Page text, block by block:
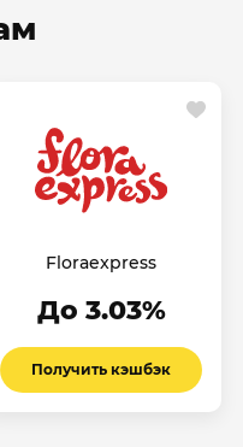
Floraexpress
До 3.03%
Получить кэшбэк